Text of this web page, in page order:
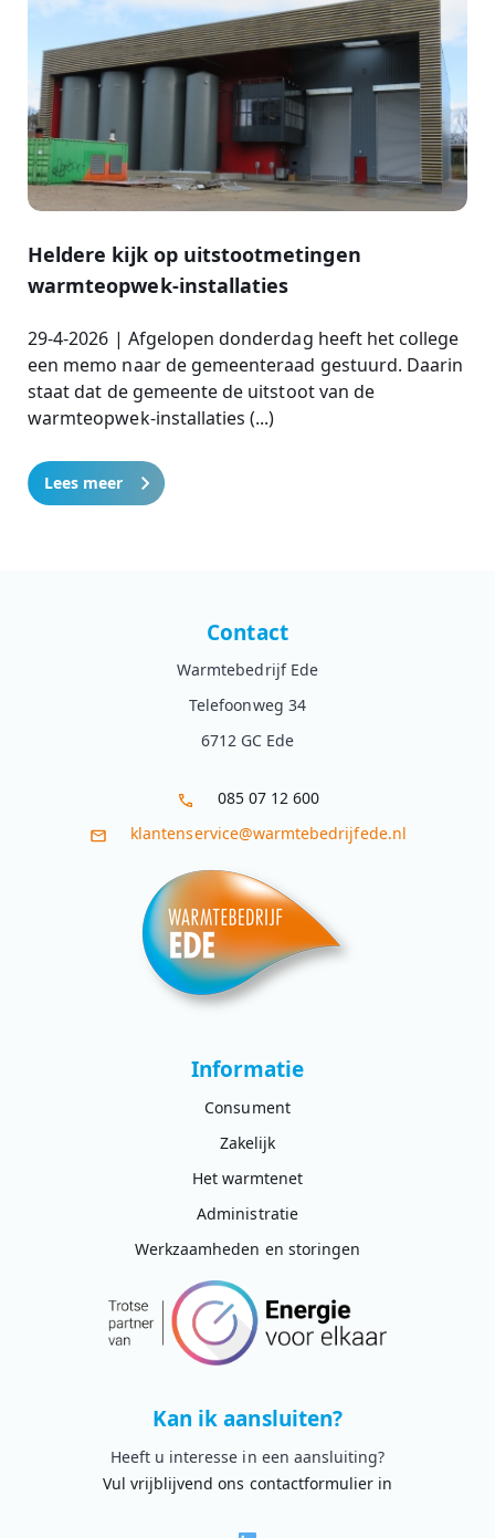
Heldere kijk op uitstootmetingen
warmteopwek-installaties
29-4-2026 | Afgelopen donderdag heeft het college
een memo naar de gemeenteraad gestuurd. Daarin
staat dat de gemeente de uitstoot van de
warmteopwek-installaties (...)
Lees meer
Contact
Warmtebedrijf Ede
Telefoonweg 34
6712 GC Ede
085 07 12 600
klantenservice@warmtebedrijfede.nl
Informatie
Consument
Zakelijk
Het warmtenet
Administratie
Werkzaamheden en storingen
Kan ik aansluiten?
Heeft u interesse in een aansluiting?
Vul vrijblijvend ons contactformulier in